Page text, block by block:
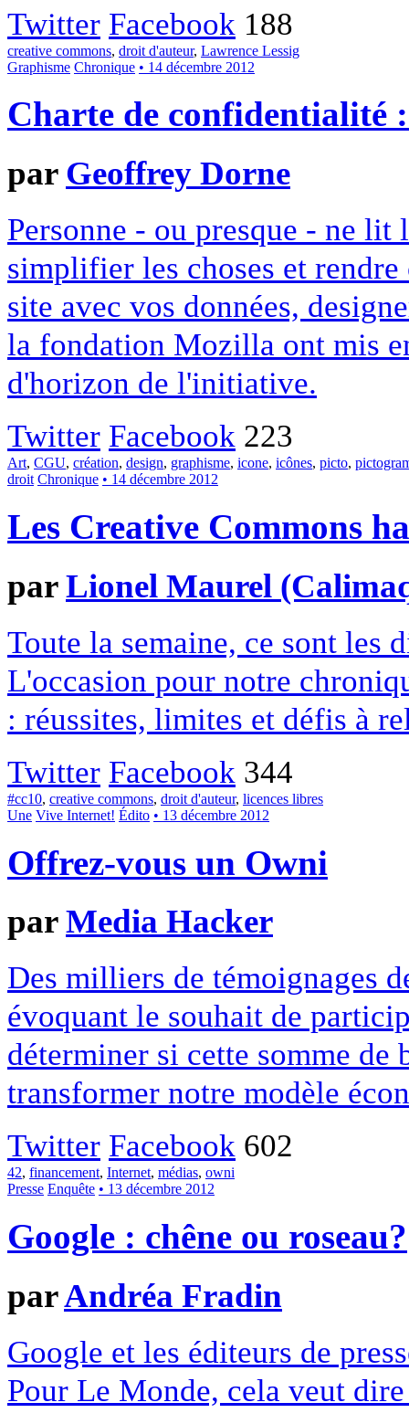
Twitter Facebook 188
creative commons, droit d'auteur, Lawrence Lessig
Graphisme Chronique • 14 décembre 2012
Charte de confidentialité
par Geoffrey Dorne
Personne - ou presque - ne
simplifier les choses et
site avec vos données,
la fondation Mozilla ont mis
d'horizon de l'initiative.
Twitter Facebook 223
Art, CGU, création, design, graphisme, icone, icônes, picto,
droit Chronique • 14 décembre 2012
Les Creative Commons
parLionel Maurel
Toute la semaine, ce sont les
L'occasion pour notre
: réussites, limites et défis à
Twitter Facebook 344
#cc10, creative commons, droit d'auteur, licences libres
Une Vive Internet! Édito • 13 décembre 2012
Offrez-vous un Owni
parMedia Hacker
Des milliers de témoignages
évoquant le souhait de
déterminer si cette somme
transformer notre modèle
Twitter Facebook 602
42, financement, Internet, médias, owni
Presse Enquête • 13 décembre 2012
Google : chêne ou roseau?
parAndréa Fradin
Google et les éditeurs de
Pour Le Monde, cela veut